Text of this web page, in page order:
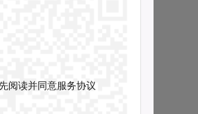
阅读并同意服务协议